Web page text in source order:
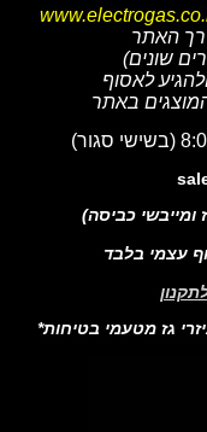
האתר
שונים)
לאסוף
באתר
כביסה)
עצמי בלבד
גז מטעמי בטיחות*